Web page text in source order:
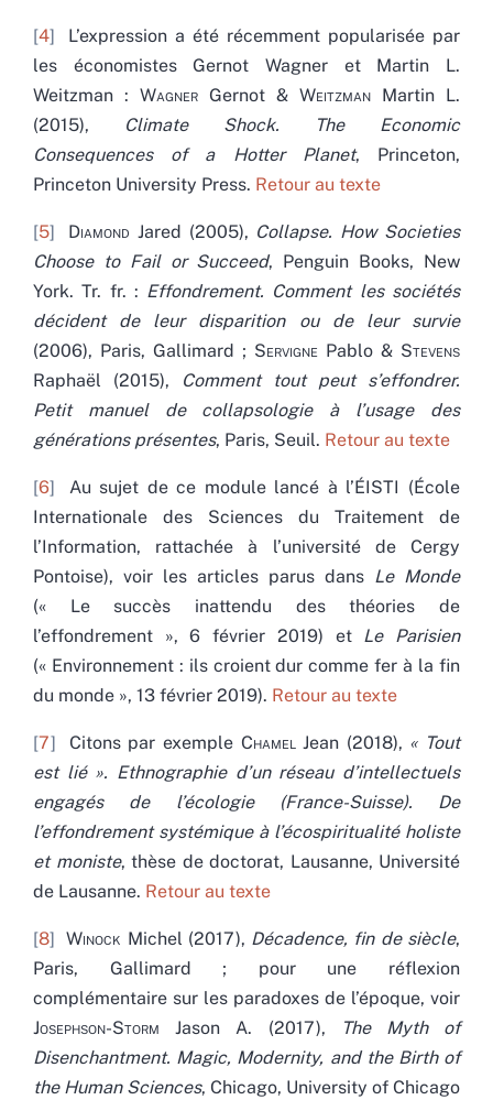
4
L’expression a été récemment popularisée par
les économistes Gernot Wagner et Martin L.
Weitzman : Wagner Gernot & Weitzman Martin L.
(2015),
Climate Shock. The Economic
Consequences of a Hotter Planet, Princeton,
Princeton University Press. Retour au texte
5 Diamond Jared (2005), Collapse. How Societies
Choose to Fail or Succeed, Penguin Books, New
York. Tr. fr. : Effondrement. Comment les sociétés
décident de leur disparition ou de leur survie
(2006), Paris, Gallimard ; Servigne Pablo & Stevens
Raphaël (2015),
Comment tout peut s’effondrer.
Petit manuel de collapsologie à l’usage des
générations présentes, Paris, Seuil. Retour au texte
6
Au sujet de ce module lancé à l’ÉISTI (École
Internationale des Sciences du Traitement de
l’Information, rattachée à l’université de Cergy
Pontoise), voir les articles parus dans Le Monde
(« Le succès inattendu des théories de
l’effondrement », 6 février 2019) et Le Parisien
(« Environnement : ils croient dur comme fer à la fin
du monde », 13 février 2019). Retour au texte
7 Citons par exemple ChamelJean (2018), « Tout
est lié ». Ethnographie d’un réseau d’intellectuels
engagés de l’écologie (France-Suisse). De
l’effondrement systémique à l’écospiritualité holiste
et moniste, thèse de doctorat, Lausanne, Université
de Lausanne. Retour au texte
8 Winock Michel (2017), Décadence, fin de siècle,
Paris, Gallimard ; pour une réflexion
complémentaire sur les paradoxes de l’époque, voir
Josephson-Storm Jason A. (2017),
The Myth of
Disenchantment. Magic, Modernity, and the Birth of
the Human Sciences, Chicago, University of Chicago